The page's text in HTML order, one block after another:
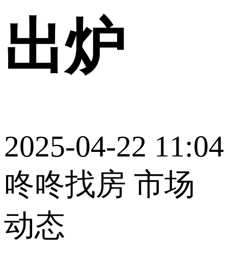
出炉
2025-04-22 11:04
咚咚找房 市场
动态